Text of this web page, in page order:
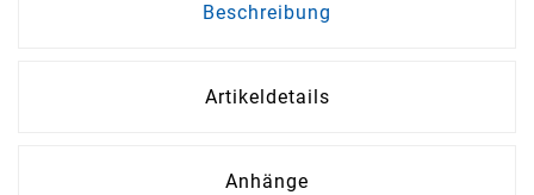
Beschreibung
Artikeldetails
Anhänge